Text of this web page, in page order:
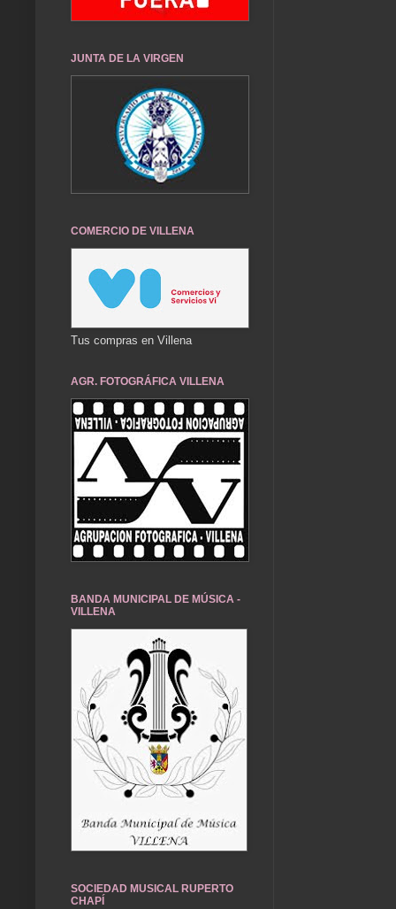
JUNTA DE LA VIRGEN
COMERCIO DE VILLENA
Tus compras en Villena
AGR. FOTOGRÁFICA VILLENA
BANDA MUNICIPAL DE MÚSICA -
VILLENA
SOCIEDAD MUSICAL RUPERTO
CHAPÍ